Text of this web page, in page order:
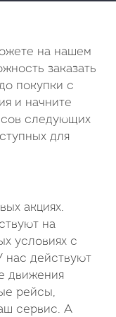
на нашем
заказать
покупки с
и начните
следующих
для
акциях.
на
условиях с
нас действуют
движения
рейсы,
сервис. А